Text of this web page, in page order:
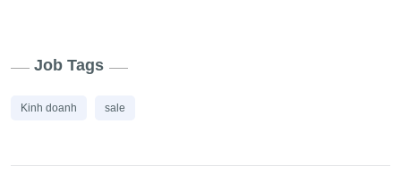
Job Tags
Kinh doanh sale